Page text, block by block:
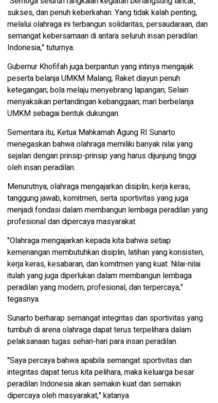
sukses, dan penuh keberkahan. Yang tidak kalah penting,
melalui olahraga ini terbangun solidaritas, persaudaraan, dan
semangat kebersamaan di antara seluruh insan peradilan
Indonesia," tuturnya.
Gubernur Khofifah juga berpantun yang intinya mengajak
peserta belanja UMKM Malang; Raket diayun penuh
ketegangan; bola melaju menyebrang lapangan; Selain
menyaksikan pertandingan kebanggaan; mari berbelanja
UMKM sebagai bentuk dukungan.
Sementara itu, Ketua Mahkamah Agung RI Sunarto
menegaskan bahwa olahraga memiliki banyak nilai yang
sejalan dengan prinsip-prinsip yang harus dijunjung tinggi
oleh insan peradilan.
Menurutnya, olahraga mengajarkan disiplin, kerja keras,
tanggung jawab, komitmen, serta sportivitas yang juga
menjadi fondasi dalam membangun lembaga peradilan yang
profesional dan dipercaya masyarakat.
"Olahraga mengajarkan kepada kita bahwa setiap
kemenangan membutuhkan disiplin, latihan yang konsisten,
kerja keras, kesabaran, dan komitmen yang kuat. Nilai-nilai
itulah yang juga diperlukan dalam membangun lembaga
peradilan yang modern, profesional, dan terpercaya,"
tegasnya.
Sunarto berharap semangat integritas dan sportivitas yang
tumbuh di arena olahraga dapat terus terpelihara dalam
pelaksanaan tugas sehari-hari para insan peradilan.
"Saya percaya bahwa apabila semangat sportivitas dan
integritas dapat terus kita pelihara, maka keluarga besar
peradilan Indonesia akan semakin kuat dan semakin
dipercaya oleh masyarakat," katanya.